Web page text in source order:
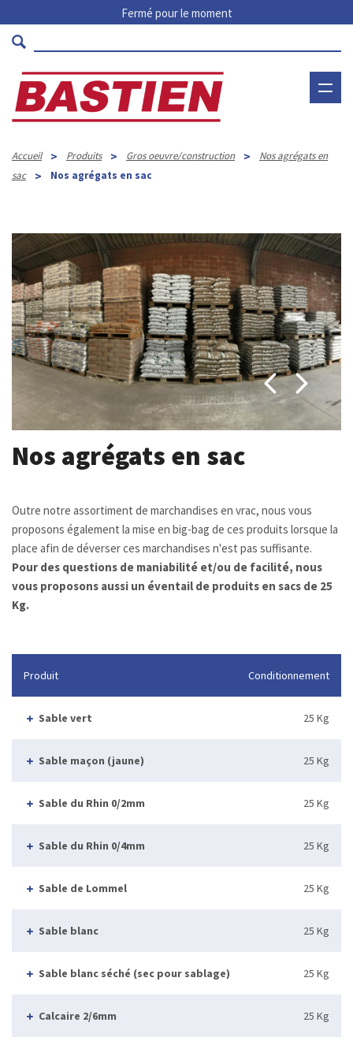
Fermé pour le moment
Accueil > Produits > Gros oeuvre/construction >
Nos agrégats en
sac
> Nos agrégats en sac
Nos agrégats en sac
Outre notre assortiment de marchandises en vrac, nous vous
proposons également la mise en big-bag de ces produits lorsque la
place afin de déverser ces marchandises n'est pas suffisante.
Pour des questions de maniabilité et/ou de facilité, nous
vous proposons aussi un éventail de produits en sacs de 25
Kg.
Produit Conditionnement
Sable vert 25 Kg
Sable maçon (jaune) 25 Kg
Sable du Rhin 0/2mm 25 Kg
Sable du Rhin 0/4mm 25 Kg
Sable de Lommel 25 Kg
Sable blanc 25 Kg
Sable blanc séché (sec pour sablage) 25 Kg
Calcaire 2/6mm 25 Kg